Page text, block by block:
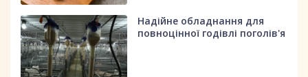
Надійне обладнання для
повноцінної годівлі поголів'я